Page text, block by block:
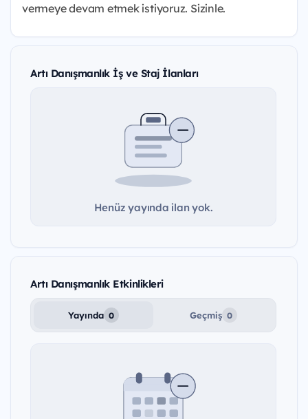
vermeye devam etmek istiyoruz. Sizinle.
Artı Danışmanlık İş ve Staj İlanları
Henüz yayında ilan yok.
Artı Danışmanlık Etkinlikleri
Yayında 0 Geçmiş 0